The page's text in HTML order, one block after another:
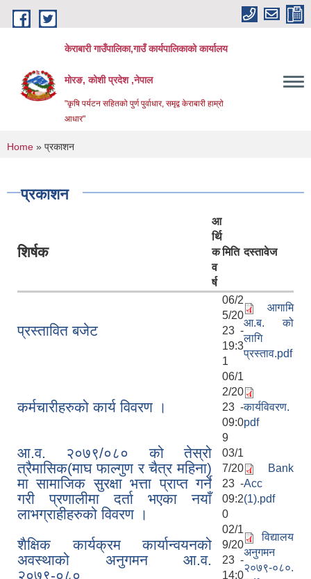
Skip to main content
केराबारी गाउँपालिका,गाउँ कार्यपालिकाको कार्यालय
मोरङ, कोशी प्रदेश ,नेपाल
"कृषि पर्यटन सहितको पुर्ण पुर्वाधार, समृद्व केराबारी हाम्रो
आधार"
You are here
Home » प्रकाशन
प्रकाशन
शिर्षक
आ
र्थि
क
व
र्ष
मिति दस्तावेज
प्रस्तावित बजेट
06/2
5/20
23 -
19:3
1
आगामि
आ.ब. को
लागि
प्रस्ताव.pdf
कर्मचारीहरुको कार्य विवरण ।
06/1
2/20
23 -
09:0
9
कार्यविवरण.
pdf
आ.व. २०७९/०८० को तेस्रो
त्रैमासिक(माघ फाल्गुण र चैत्र महिना)
मा सामाजिक सुरक्षा भत्ता प्राप्त गर्ने
गरी प्रणालीमा दर्ता भएका नयाँ
लाभग्राहीहरुको विवरण ।
03/1
7/20
23 -
09:2
0
Bank
Acc
(1).pdf
शैक्षिक कार्यक्रम कार्यान्वयनको
अवस्थाको अनुगमन आ.व.
२०७९-०८०
02/1
9/20
23 -
14:0
विद्यालय
अनुगमन
२०७९-०८०.